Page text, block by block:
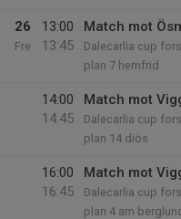
26
Fre
13:00
13:45
Match mot
Dalecarlia cup
plan 7 hemfrid
14:00
14:45
Match mot
Dalecarlia cup
plan 14 diös
16:00
16:45
Match mot
Dalecarlia cup
plan 4 am